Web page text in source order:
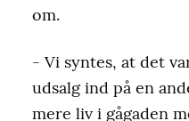
om.
- Vi syntes, at det
udsalg ind på en
mere liv i gågaden